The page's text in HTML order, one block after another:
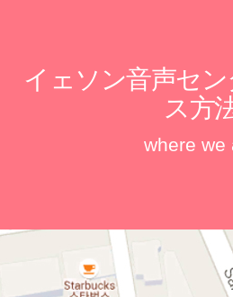
イェソン音声セ
ス方
where we